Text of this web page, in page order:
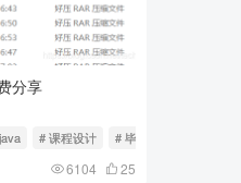
分享
# 课程设计 # 毕业设计
6104 25